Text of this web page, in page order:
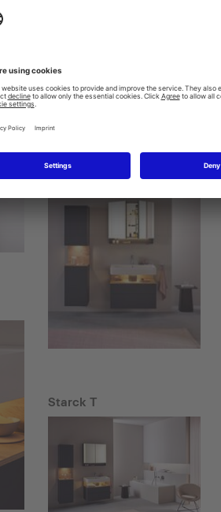
Starck T
Starck T